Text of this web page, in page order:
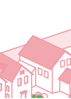
訪問診療
リクルー